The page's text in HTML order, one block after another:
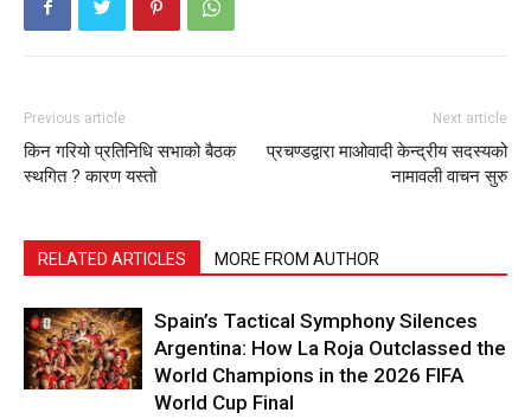
Previous article
किन गरियो प्रतिनिधि सभाको बैठक
स्थगित ? कारण यस्तो
Next article
प्रचण्डद्वारा माओवादी केन्द्रीय सदस्यको
नामावली वाचन सुरु
RELATED ARTICLES MORE FROM AUTHOR
Spain’s Tactical Symphony Silences
Argentina: How La Roja Outclassed the
World Champions in the 2026 FIFA
World Cup Final